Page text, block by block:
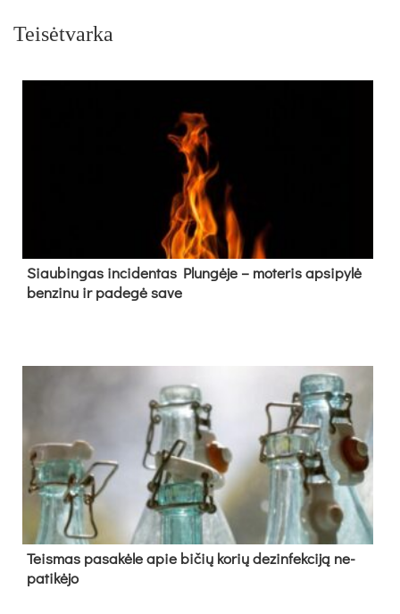
Teisėtvarka
Siau­bin­gas in­ci­den­tas Plun­gė­je – mo­te­ris ap­si­py­lė
ben­zi­nu ir pa­de­gė sa­ve
Teis­mas pa­sa­kė­le apie bi­čių ko­rių de­zin­fek­ci­ją ne­
pa­ti­kė­jo